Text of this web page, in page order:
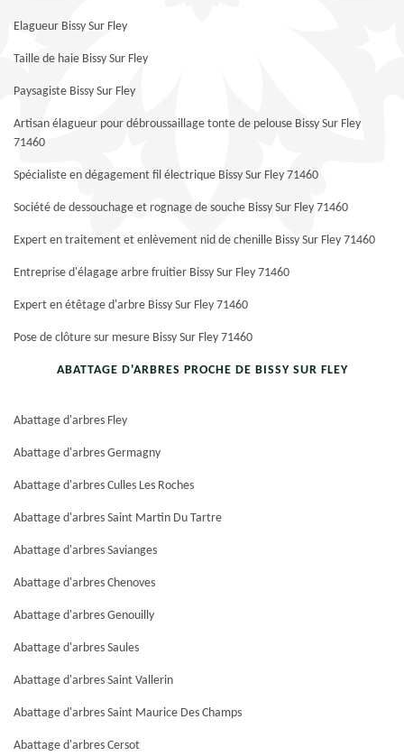
Elagueur Bissy Sur Fley
Taille de haie Bissy Sur Fley
Paysagiste Bissy Sur Fley
Artisan élagueur pour débroussaillage tonte de pelouse Bissy Sur Fley
71460
Spécialiste en dégagement fil électrique Bissy Sur Fley 71460
Société de dessouchage et rognage de souche Bissy Sur Fley 71460
Expert en traitement et enlèvement nid de chenille Bissy Sur Fley 71460
Entreprise d'élagage arbre fruitier Bissy Sur Fley 71460
Expert en étêtage d'arbre Bissy Sur Fley 71460
Pose de clôture sur mesure Bissy Sur Fley 71460
ABATTAGE D'ARBRES PROCHE DE BISSY SUR FLEY
Abattage d'arbres Fley
Abattage d'arbres Germagny
Abattage d'arbres Culles Les Roches
Abattage d'arbres Saint Martin Du Tartre
Abattage d'arbres Savianges
Abattage d'arbres Chenoves
Abattage d'arbres Genouilly
Abattage d'arbres Saules
Abattage d'arbres Saint Vallerin
Abattage d'arbres Saint Maurice Des Champs
Abattage d'arbres Cersot